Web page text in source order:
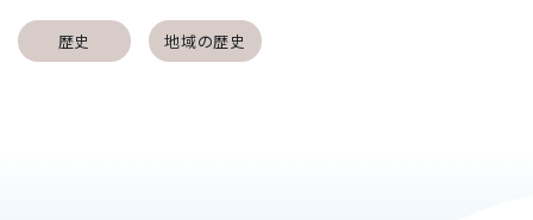
歴史 地域の歴史